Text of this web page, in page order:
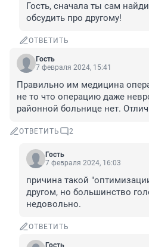
Гость, сначала ты сам
обсудить про другому!
ОТВЕТИТЬ
Гость
7 февраля 2024, 15:41
Правильно им медицина
не то что операцию даже
районной больнице нет.
ОТВЕТИТЬ 2
Гость
7 февраля 2024, 16:03
причина такой
другом, но большинство
недовольно.
ОТВЕТИТЬ
Гость